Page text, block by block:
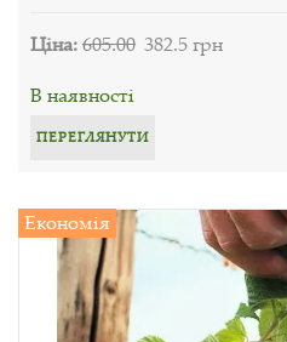
Ціна:605.00 382.5 грн
В наявності
ПЕРЕГЛЯНУТИ
Економія